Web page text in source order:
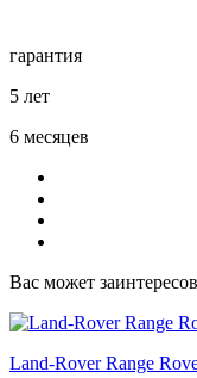
гарантия
5 лет
6 месяцев
Вас может
Land-Rover Range